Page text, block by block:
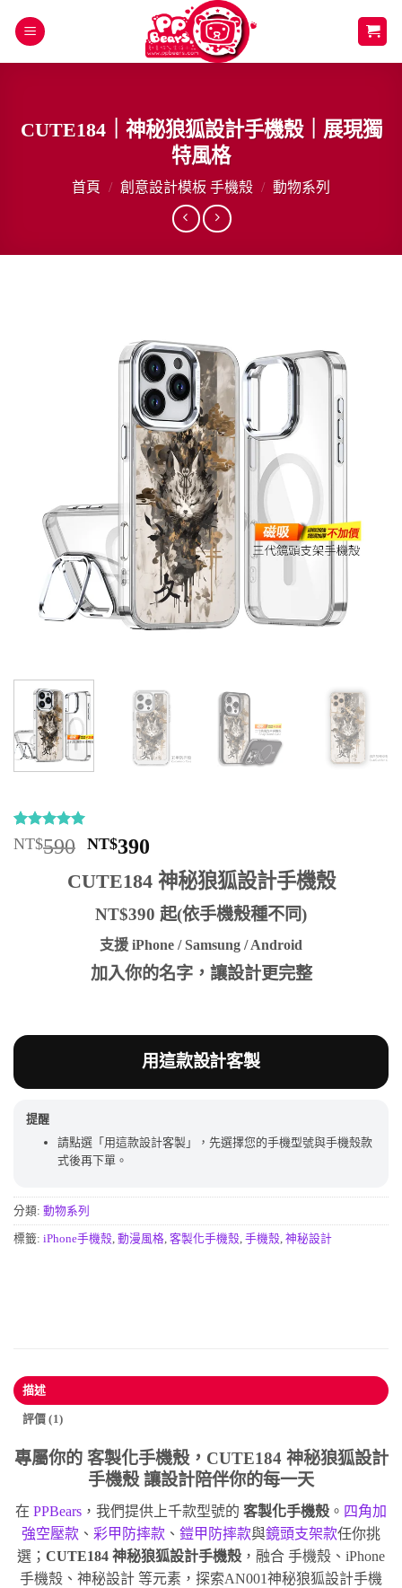
CUTE184｜神秘狼狐設計手機殼｜展現獨
特風格
首頁 / 創意設計模板 手機殼 / 動物系列
評分5/
5，已有
1
位
NT$590 原
價
格：
NT$590。
NT$390
前
價
格：
NT$390。
CUTE184 神秘狼狐設計手機殼
NT$390 起(依手機殼種不同)
支援 iPhone / Samsung / Android
加入你的名字，讓設計更完整
用這款設計客製
提醒
請點選「用這款設計客製」，先選擇您的手機型號與手機殼款
式後再下單。
分類: 動物系列
標籤: iPhone手機殼 動漫風格 客製化手機殼 手機殼 神秘設計
描述
評價 (1)
專屬你的 客製化手機殼，CUTE184 神秘狼狐設計
手機殼 讓設計陪伴你的每一天
在 PPBears ，我們提供上千款型號的 客製化手機殼 。 四角加
強空壓款 、 彩甲防摔款 、 鎧甲防摔款與鏡頭支架款任你挑
選； CUTE184 神秘狼狐設計手機殼 ，融合 手機殼、iPhone
手機殼、神秘設計 等元素，探索AN001神秘狼狐設計手機